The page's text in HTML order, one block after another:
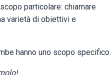
particolare: chiamare
varietà di obiettivi e
hanno uno scopo specifico.